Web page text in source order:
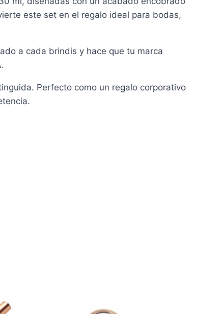
este set en el regalo ideal para bodas,
a cada brindis y hace que tu marca
Perfecto como un regalo corporativo